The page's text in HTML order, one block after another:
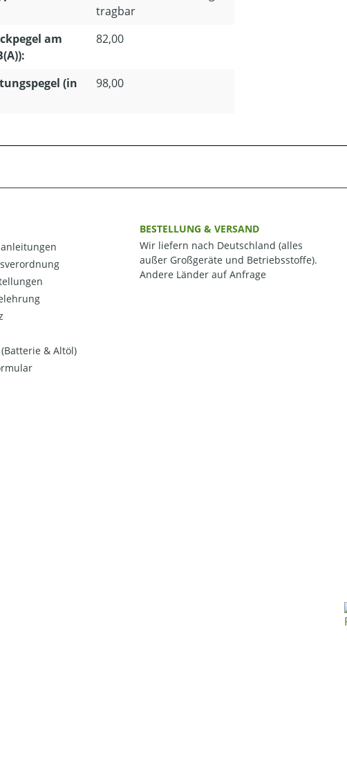
tragbar
am
82,00
(in
98,00
& Altöl)
BESTELLUNG & VERSAND
Wir liefern nach Deutschland (alles
außer Großgeräte und Betriebsstoffe).
Andere Länder auf Anfrage